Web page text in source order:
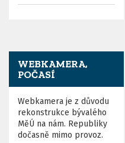
WEBKAMERA,
POČASÍ
Webkamera je z důvodu
rekonstrukce bývalého
MěÚ na nám. Republiky
dočasně mimo provoz.